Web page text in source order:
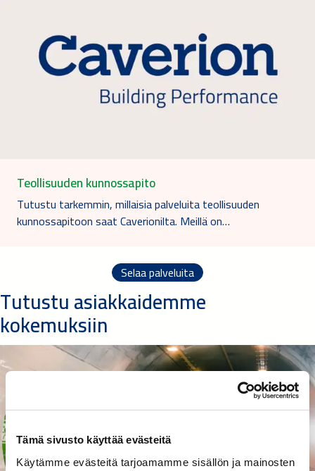
Tämä sivusto käyttää evästeitä
Käytämme evästeitä tarjoamamme sisällön ja mainosten
Teollisuuden kunnossapito
Tutustu tarkemmin, millaisia palveluita teollisuuden
kunnossapitoon saat Caverionilta. Meillä on…
Selaa palveluita
Tutustu asiakkaidemme
kokemuksiin